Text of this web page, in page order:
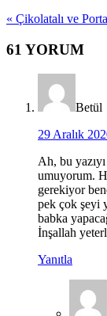
Previous
« Çikolatalı ve
Etkileşimi
61 YORUM
Betül
29 Aralık
Ah, bu
umuyorum.
gerekiyor
pek çok şeyi
babka
İnşallah
Yanıtla